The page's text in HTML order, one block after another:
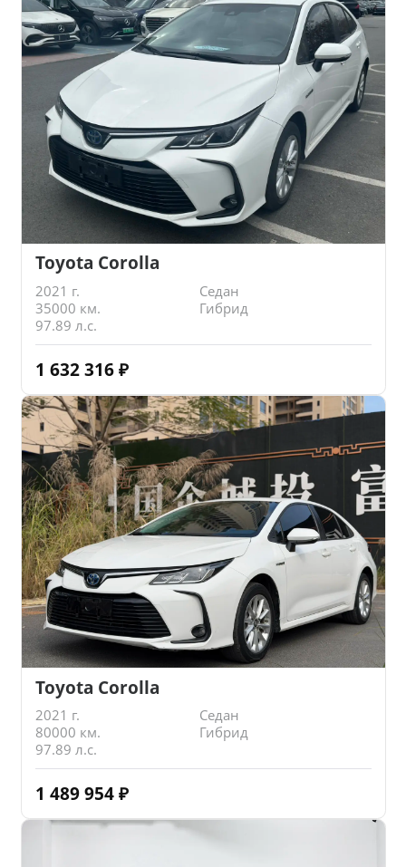
Toyota Corolla
2021 г.
Седан
35000 км.
Гибрид
97.89 л.с.
1 632 316 ₽
Toyota Corolla
2021 г.
Седан
80000 км.
Гибрид
97.89 л.с.
1 489 954 ₽